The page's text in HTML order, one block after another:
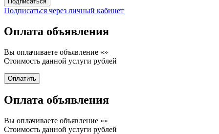
Подписаться через личный кабинет
Оплата объявления
Вы оплачиваете объявление «»
Стоимость данной услуги рублей
Оплата объявления
Вы оплачиваете объявление «»
Стоимость данной услуги рублей